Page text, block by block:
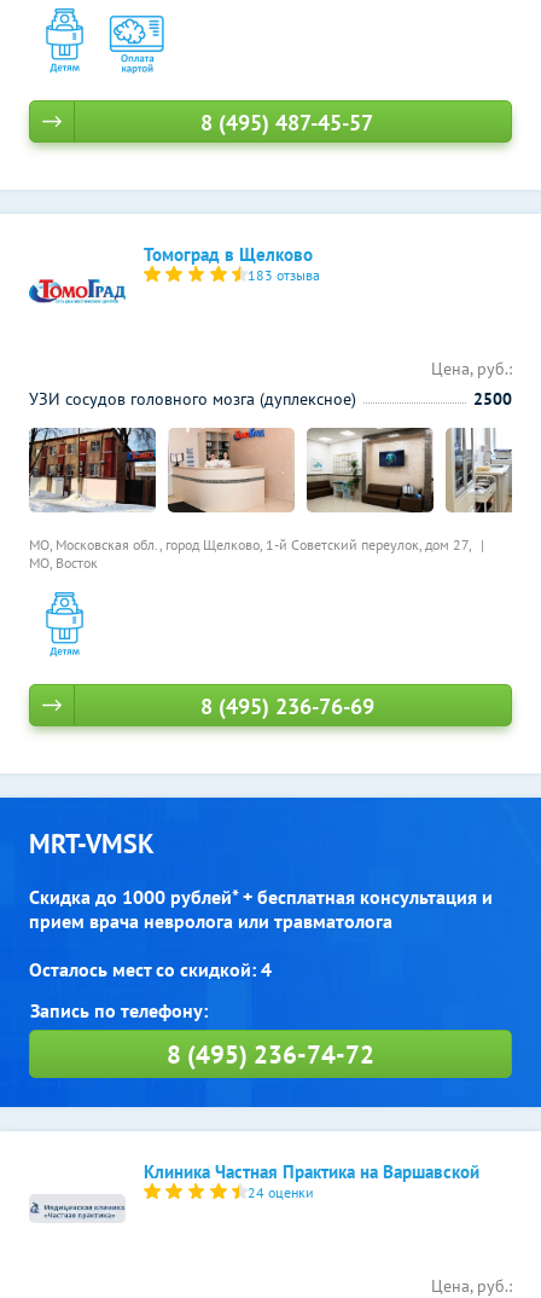
8 (495) 487-45-57
Томоград в Щелково
183 отзыва
МО, Московская обл., город Щелково, 1-й Советский переулок, дом 27,
МО, Восток
Цена, руб.:
УЗИ сосудов головного мозга (дуплексное)
2500
8 (495) 236-76-69
MRT-VMSK
Скидка до 1000 рублей* + бесплатная консультация и
прием врача невролога или травматолога
Осталось мест со скидкой: 4
8 (495) 236-74-72
Клиника Частная Практика на Варшавской
24 оценки
Цена, руб.: